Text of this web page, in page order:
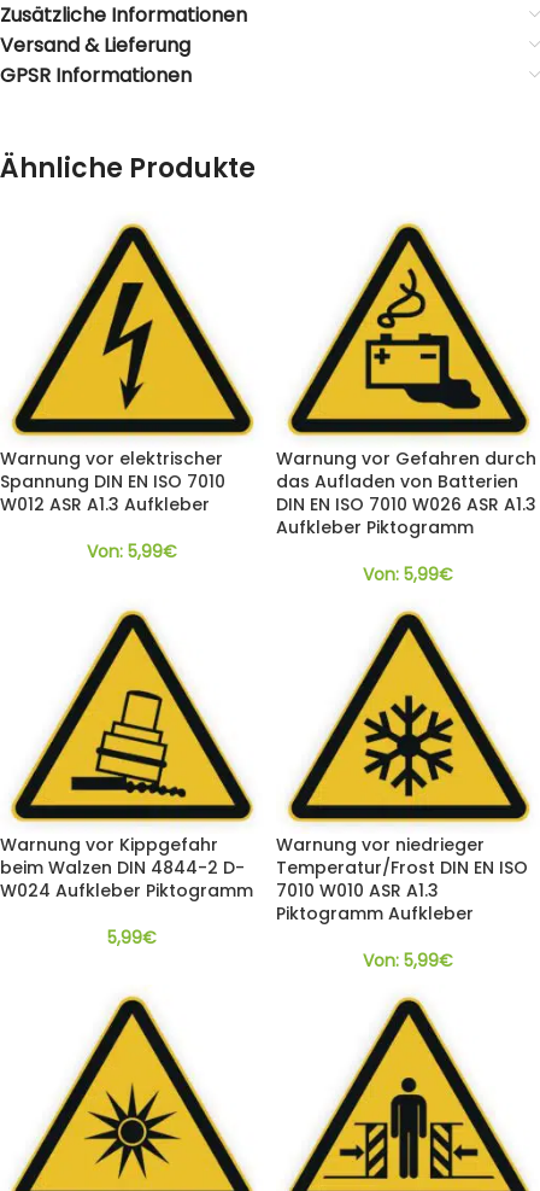
Zusätzliche Informationen
Versand & Lieferung
GPSR Informationen
Ähnliche Produkte
Warnung vor elektrischer
Spannung DIN EN ISO 7010
W012 ASR A1.3 Aufkleber
Von: 5,99€
Warnung vor Gefahren durch
das Aufladen von Batterien
DIN EN ISO 7010 W026 ASR A1.3
Aufkleber Piktogramm
Von: 5,99€
Warnung vor Kippgefahr
beim Walzen DIN 4844-2 D-
W024 Aufkleber Piktogramm
5,99€
Warnung vor niedrieger
Temperatur/Frost DIN EN ISO
7010 W010 ASR A1.3
Piktogramm Aufkleber
Von: 5,99€